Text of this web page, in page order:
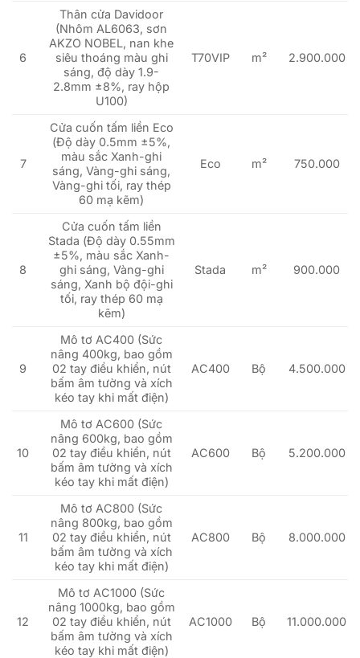
6
Thân cửa Davidoor
(Nhôm AL6063, sơn
AKZO NOBEL, nan khe
siêu thoáng màu ghi
sáng, độ dày 1.9-
2.8mm ±8%, ray hộp
U100)
T70VIP m² 2.900.000
7
Cửa cuốn tấm liền Eco
(Độ dày 0.5mm ±5%,
màu sắc Xanh-ghi
sáng, Vàng-ghi sáng,
Vàng-ghi tối, ray thép
60 mạ kẽm)
Eco m² 750.000
8
Cửa cuốn tấm liền
Stada (Độ dày 0.55mm
±5%, màu sắc Xanh-
ghi sáng, Vàng-ghi
sáng, Xanh bộ đội-ghi
tối, ray thép 60 mạ
kẽm)
Stada m² 900.000
9
Mô tơ AC400 (Sức
nâng 400kg, bao gồm
02 tay điều khiển, nút
bấm âm tường và xích
kéo tay khi mất điện)
AC400 Bộ 4.500.000
10
Mô tơ AC600 (Sức
nâng 600kg, bao gồm
02 tay điều khiển, nút
bấm âm tường và xích
kéo tay khi mất điện)
AC600 Bộ 5.200.000
11
Mô tơ AC800 (Sức
nâng 800kg, bao gồm
02 tay điều khiển, nút
bấm âm tường và xích
kéo tay khi mất điện)
AC800 Bộ 8.000.000
12
Mô tơ AC1000 (Sức
nâng 1000kg, bao gồm
02 tay điều khiển, nút
bấm âm tường và xích
kéo tay khi mất điện)
AC1000 Bộ 11.000.000